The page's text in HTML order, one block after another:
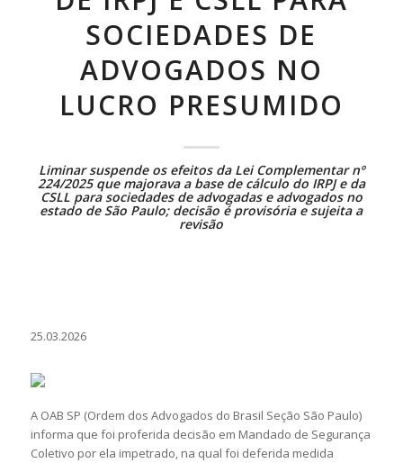
SOCIEDADES DE
ADVOGADOS NO
LUCRO PRESUMIDO
Liminar suspende os efeitos da Lei Complementar nº
224/2025 que majorava a base de cálculo do IRPJ e da
CSLL para sociedades de advogadas e advogados no
estado de São Paulo; decisão é provisória e sujeita a
revisão
25.03.2026
A OAB SP (Ordem dos Advogados do Brasil Seção São Paulo)
informa que foi proferida decisão em Mandado de Segurança
Coletivo por ela impetrado, na qual foi deferida medida